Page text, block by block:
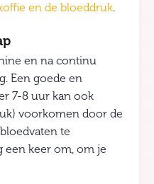
en de bloeddruk.
en na continu
Een goede en
7-8 uur kan ook
voorkomen door de
te
een keer om, om je